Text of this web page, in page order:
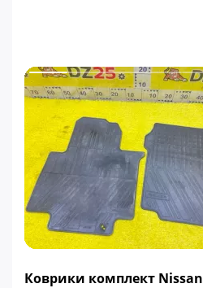
Коврики комплект Nissan